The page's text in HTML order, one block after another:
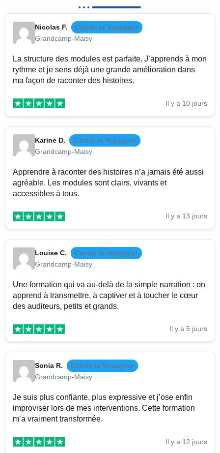
Nicolas F.
Cantin le Voyageur
Grandcamp-Maisy
La structure des modules est parfaite. J’apprends à mon
rythme et je sens déjà une grande amélioration dans
ma façon de raconter des histoires.
Il y a 10 jours
Karine D.
Cantin le Voyageur
Grandcamp-Maisy
Apprendre à raconter des histoires n’a jamais été aussi
agréable. Les modules sont clairs, vivants et
accessibles à tous.
Il y a 13 jours
Louise C.
Cantin le Voyageur
Grandcamp-Maisy
Une formation qui va au-delà de la simple narration : on
apprend à transmettre, à captiver et à toucher le cœur
des auditeurs, petits et grands.
Il y a 5 jours
Sonia R.
Cantin le Voyageur
Grandcamp-Maisy
Je suis plus confiante, plus expressive et j’ose enfin
improviser lors de mes interventions. Cette formation
m’a vraiment transformée.
Il y a 12 jours